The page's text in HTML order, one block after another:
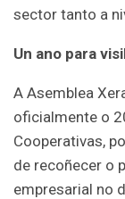
sector tanto a
Un ano para
A Asemblea
oficialmente o
Cooperativas,
de recoñecer o
empresarial no